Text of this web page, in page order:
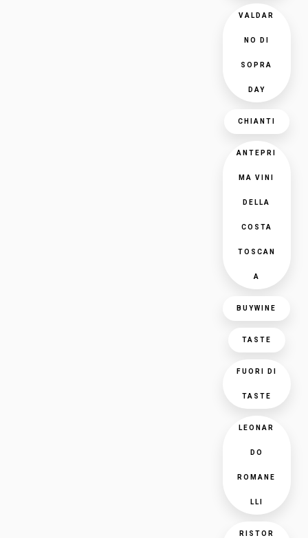
VALDAR
NO DI
SOPRA
DAY
CHIANTI
ANTEPRI
MA VINI
DELLA
COSTA
TOSCAN
A
BUYWINE
TASTE
FUORI DI
TASTE
LEONAR
DO
ROMANE
LLI
RISTOR